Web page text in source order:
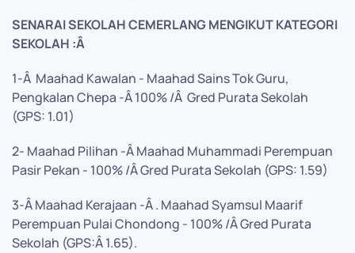
SENARAI SEKOLAH CEMERLANG MENGIKUT KATEGORI
SEKOLAH :Â
1-Â Maahad Kawalan - Maahad Sains Tok Guru,
Pengkalan Chepa -Â 100% /Â Gred Purata Sekolah
(GPS: 1.01)
2- Maahad Pilihan -Â Maahad Muhammadi Perempuan
Pasir Pekan - 100% /Â Gred Purata Sekolah (GPS: 1.59)
3-Â Maahad Kerajaan -Â . Maahad Syamsul Maarif
Perempuan Pulai Chondong - 100% /Â Gred Purata
Sekolah (GPS:Â 1.65).